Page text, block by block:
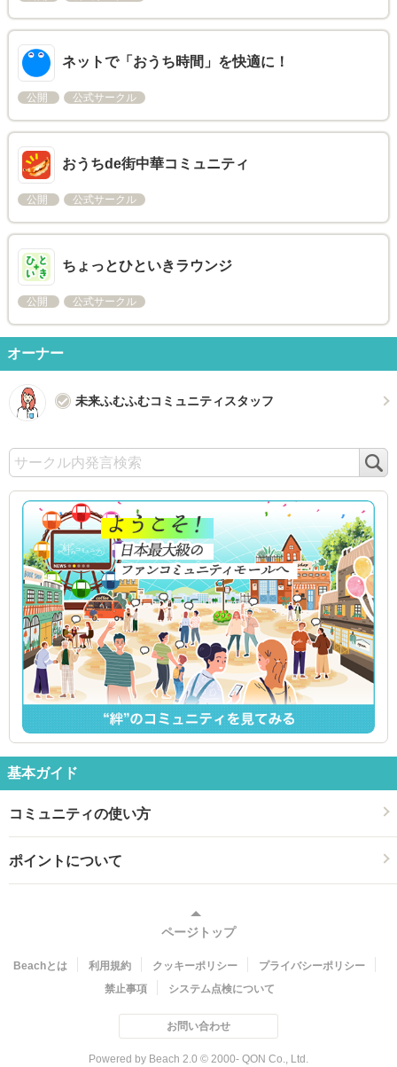
ネットで「おうち時間」を快適に！
公開 公式サークル
おうちde街中華コミュニティ
公開 公式サークル
ちょっとひといきラウンジ
公開 公式サークル
オーナー
未来ふむふむコミュニティスタッフ
基本ガイド
コミュニティの使い方
ポイントについて
ページトップ
Beachとは 利用規約 クッキーポリシー
プライバシーポリシー
禁止事項
システム点検について
お問い合わせ
Powered by Beach 2.0 © 2000- QON Co., Ltd.